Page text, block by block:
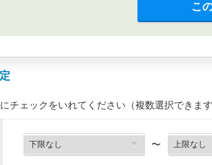
こ
にチェックをいれてください（複数選択できま
〜